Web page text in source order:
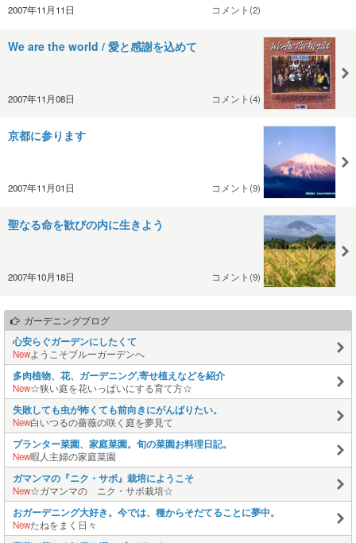
2007年11月11日 コメント(2)
We are the world / 愛と感謝を込めて
2007年11月08日 コメント(4)
京都に参ります
2007年11月01日 コメント(9)
聖なる命を歓びの内に生きよう
2007年10月18日 コメント(9)
ガーデニングブログ
心安らぐガーデンにしたくて
Newようこそブルーガーデンへ
多肉植物、花、ガーデニング,寄せ植えなどを紹介
New☆狭い庭を花いっぱいにする育て方☆
失敗しても虫が怖くても前向きにがんばりたい。
New白いつるの薔薇の咲く庭を夢見て
プランター菜園、家庭菜園。旬の菜園お料理日記。
New暇人主婦の家庭菜園
ガマンマの『ニク・サボ』栽培にようこそ
New☆ガマンマの ニク・サボ栽培☆
おガーデニング大好き。今では、種からそだてることに夢中。
Newたねをまく日々